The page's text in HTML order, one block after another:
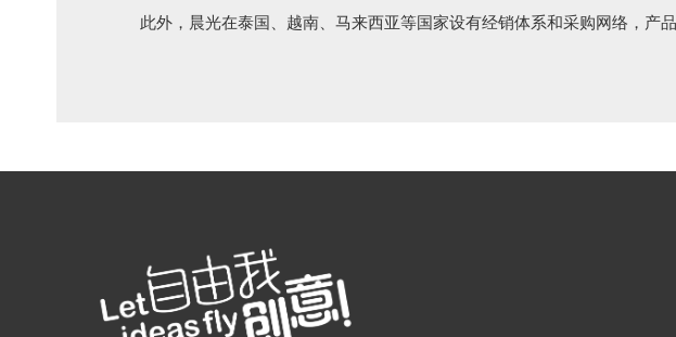
此外，晨光在泰国、越南、马来西亚等国家设有经销体系和采购网络，产